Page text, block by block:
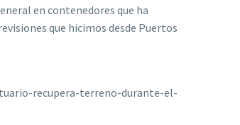
en contenedores que ha
que hicimos desde Puertos
recupera-terreno-durante-el-